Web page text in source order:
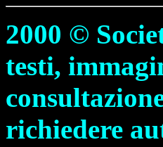
2000 ©
testi,
richiedere